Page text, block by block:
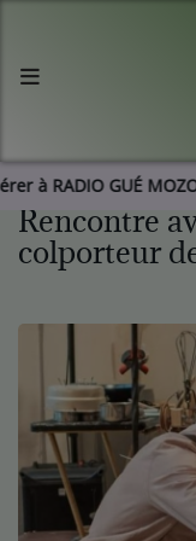
à RADIO GUÉ
Agenda
Les actus de RGM
Radio
Emissions
Equipes
Rencontre
colporteur